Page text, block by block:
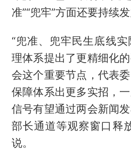
准”“兜牢”方面还要持续发
“兜准、兜牢民生底线
理体系提出了更精细化
会这个重要节点，代表
保障体系出更多实招，
信号有望通过两会新闻发
部长通道等观察窗口释
说。